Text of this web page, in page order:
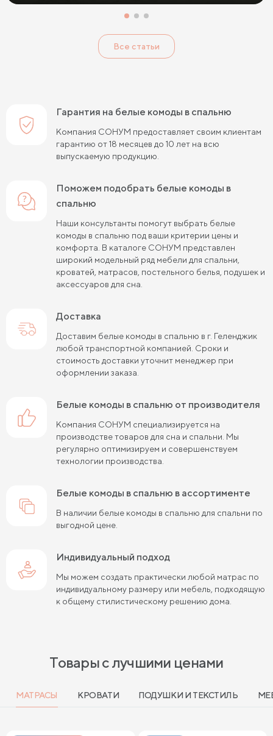
Все статьи
Гарантия на белые комоды в спальню
Компания СОНУМ предоставляет своим клиентам
гарантию от 18 месяцев до 10 лет на всю
выпускаемую продукцию.
Поможем подобрать белые комоды в
спальню
Наши консультанты помогут выбрать белые
комоды в спальню под ваши критерии цены и
комфорта. В каталоге СОНУМ представлен
широкий модельный ряд мебели для спальни,
кроватей, матрасов, постельного белья, подушек и
аксессуаров для сна.
Доставка
Доставим белые комоды в спальню в г. Геленджик
любой транспортной компанией. Сроки и
стоимость доставки уточнит менеджер при
оформлении заказа.
белые комоды в спальню от производителя
Компания СОНУМ специализируется на
производстве товаров для сна и спальни. Мы
регулярно оптимизируем и совершенствуем
технологии производства.
белые комоды в спальню в ассортименте
В наличии белые комоды в спальню для спальни по
выгодной цене.
Индивидуальный подход
Мы можем создать практически любой матрас по
индивидуальному размеру или мебель, подходящую
к общему стилистическому решению дома.
Товары с лучшими ценами
МАТРАСЫ КРОВАТИ ПОДУШКИ И ТЕКСТИЛЬ